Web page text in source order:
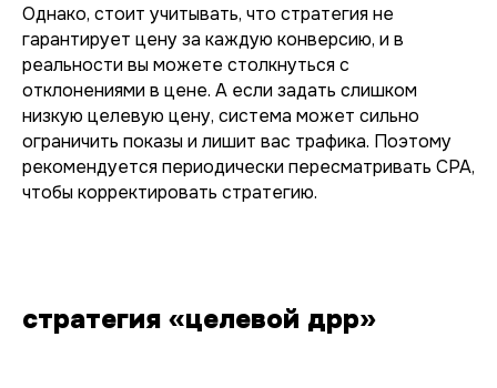
Однако, стоит учитывать, что стратегия не
гарантирует цену за каждую конверсию, и в
реальности вы можете столкнуться с
отклонениями в цене. А если задать слишком
низкую целевую цену, система может сильно
ограничить показы и лишит вас трафика. Поэтому
рекомендуется периодически пересматривать CPA,
чтобы корректировать стратегию.
стратегия «целевой дрр»